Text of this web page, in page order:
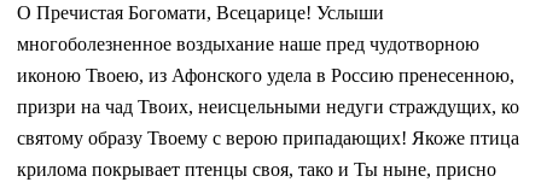
О Пречистая Богомати, Всецарице! Услыши
многоболезненное воздыхание наше пред чудотворною
иконою Твоею, из Афонского удела в Россию пренесенною,
призри на чад Твоих, неисцельными недуги страждущих, ко
святому образу Твоему с верою припадающих! Якоже птица
крилома покрывает птенцы своя, тако и Ты ныне, присно